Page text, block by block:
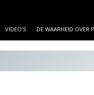
VIDEO’S DE WAARHEID OVER